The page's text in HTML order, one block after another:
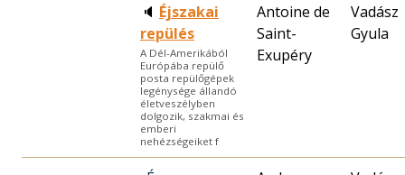
🔈 Éjszakai
repülés
A Dél-Amerikából
Európába repülő
posta repülőgépek
legénysége állandó
életveszélyben
dolgozik, szakmai és
emberi
nehézségeiket f
Antoine de
Saint-
Exupéry
Vadász
Gyula